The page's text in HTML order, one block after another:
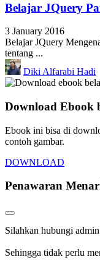
Belajar JQuery
3 January 2016
Belajar JQuery
tentang ...
Diki Alfarabi Hadi
Download Ebook
Ebook ini bisa di
contoh gambar.
DOWNLOAD
Penawaran
Silahkan hubungi
Sehingga tidak perlu